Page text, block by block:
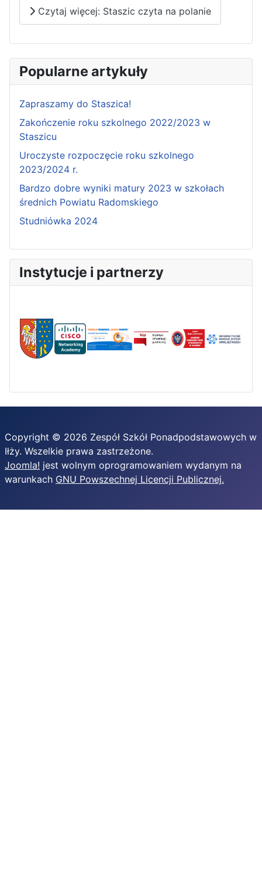
Czytaj więcej: Staszic czyta na polanie
Popularne artykuły
Zapraszamy do Staszica!
Zakończenie roku szkolnego 2022/2023 w
Staszicu
Uroczyste rozpoczęcie roku szkolnego
2023/2024 r.
Bardzo dobre wyniki matury 2023 w szkołach
średnich Powiatu Radomskiego
Studniówka 2024
Instytucje i partnerzy
Copyright © 2026 Zespół Szkół Ponadpodstawowych w
Iłży. Wszelkie prawa zastrzeżone.
Joomla! jest wolnym oprogramowaniem wydanym na
warunkach GNU Powszechnej Licencji Publicznej.